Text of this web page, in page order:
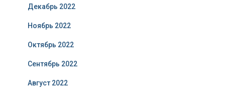
Декабрь 2022
Ноябрь 2022
Октябрь 2022
Сентябрь 2022
Август 2022